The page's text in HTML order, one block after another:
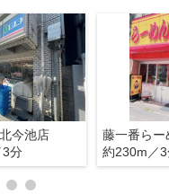
今池店
3分
藤一番らー
約230m／